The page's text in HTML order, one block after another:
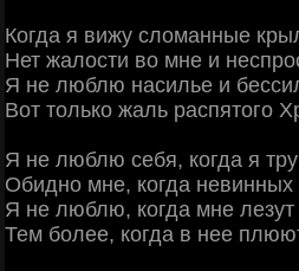
Когда я вижу сломанные
Нет жалости во мне и
Я не люблю насилье и
Вот только жаль распятого
Я не люблю себя, когда я
Обидно мне, когда невинных
Я не люблю, когда мне лезут
Тем более, когда в нее